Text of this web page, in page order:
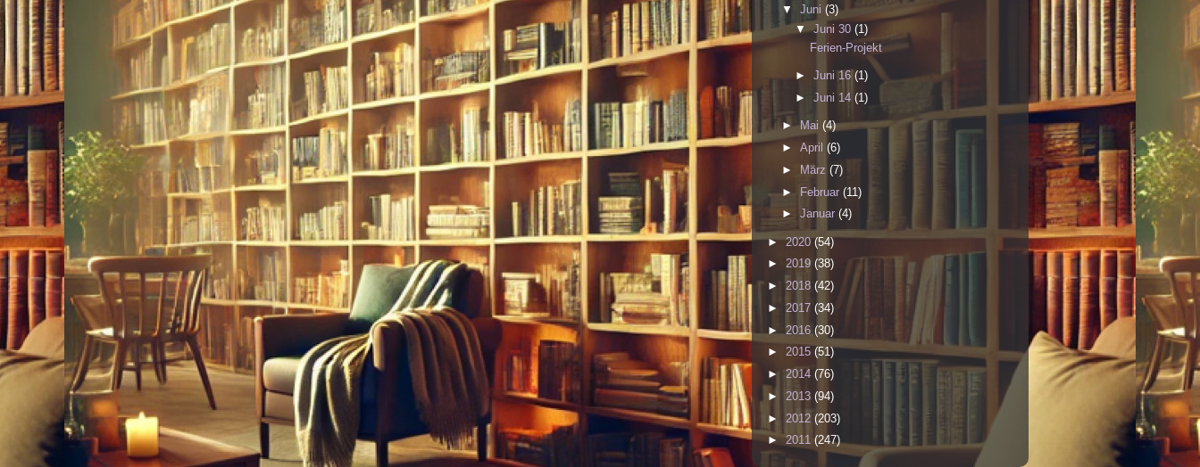
▼ Juni (3)
▼Juni 30(1)
Ferien-Projekt
►Juni 16(1)
►Juni 14(1)
►Mai (4)
► April (6)
►
März (7)
► Februar (11)
► Januar (4)
►2020(54)
► 2019 (38)
► 2018 (42)
► 2017 (34)
► 2016 (30)
► 2015 (51)
► 2014 (76)
► 2013 (94)
► 2012 (203)
►2011(247)